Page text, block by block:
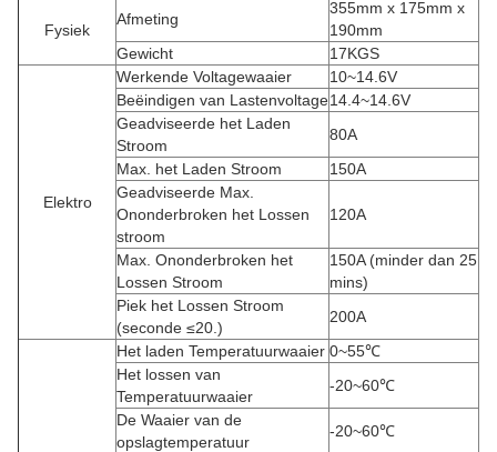
Fysiek
Afmeting
355mm x 175mm x
190mm
Gewicht
17KGS
Elektro
Werkende Voltagewaaier
10~14.6V
Beëindigen van Lastenvoltage14.4~14.6V
Geadviseerde het Laden
Stroom
80A
Max. het Laden Stroom
150A
Geadviseerde Max.
Ononderbroken het Lossen
stroom
120A
Max. Ononderbroken het
Lossen Stroom
150A(minder dan 25
mins)
Piek het Lossen Stroom
(seconde ≤20.)
200A
Het laden Temperatuurwaaier 0~55℃
Het lossen van
Temperatuurwaaier
-20~60℃
De Waaier van de
opslagtemperatuur
-20~60℃